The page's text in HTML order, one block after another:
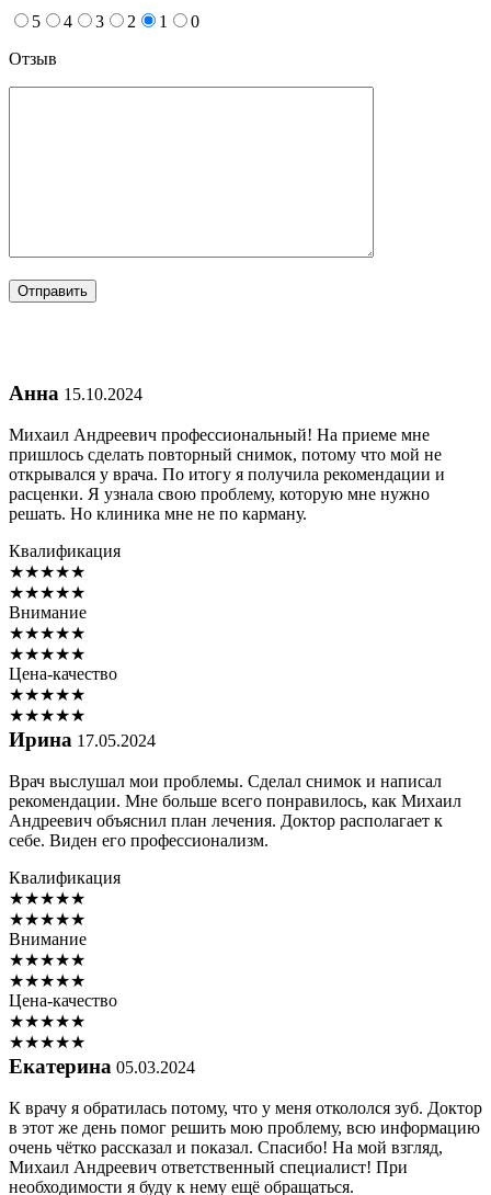
5 4 3 2 1
0
Отзыв
Анна 15.10.2024
Михаил Андреевич профессиональный! На приеме мне
пришлось сделать повторный снимок, потому что мой не
открывался у врача. По итогу я получила рекомендации и
расценки. Я узнала свою проблему, которую мне нужно
решать. Но клиника мне не по карману.
Квалификация
★★★★★
★★★★★
Внимание
★★★★★
★★★★★
Цена-качество
★★★★★
★★★★★
Ирина 17.05.2024
Врач выслушал мои проблемы. Сделал снимок и написал
рекомендации. Мне больше всего понравилось, как Михаил
Андреевич объяснил план лечения. Доктор располагает к
себе. Виден его профессионализм.
Квалификация
★★★★★
★★★★★
Внимание
★★★★★
★★★★★
Цена-качество
★★★★★
★★★★★
Екатерина 05.03.2024
К врачу я обратилась потому, что у меня откололся зуб. Доктор
в этот же день помог решить мою проблему, всю информацию
очень чётко рассказал и показал. Спасибо! На мой взгляд,
Михаил Андреевич ответственный специалист! При
необходимости я буду к нему ещё обращаться.